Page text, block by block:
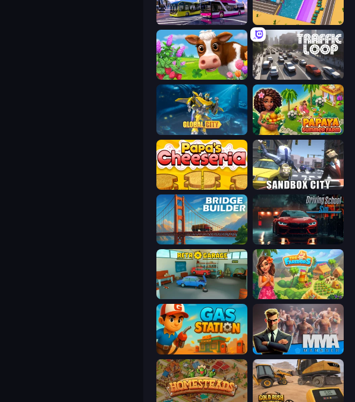
Bus Simulator: EVO Dig Tycoon
Country Life Meadows Traffic Loop
Global City Papaya Summer Farm
Papa's Cheeseria Sandbox City
Bridge Builder Driving School Simulator
The Farmers
Gas Station MMA Manager 2